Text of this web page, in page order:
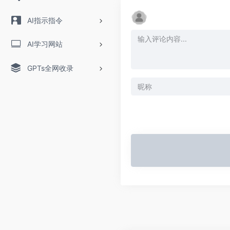
AI指示指令
AI学习网站
GPTs全网收录